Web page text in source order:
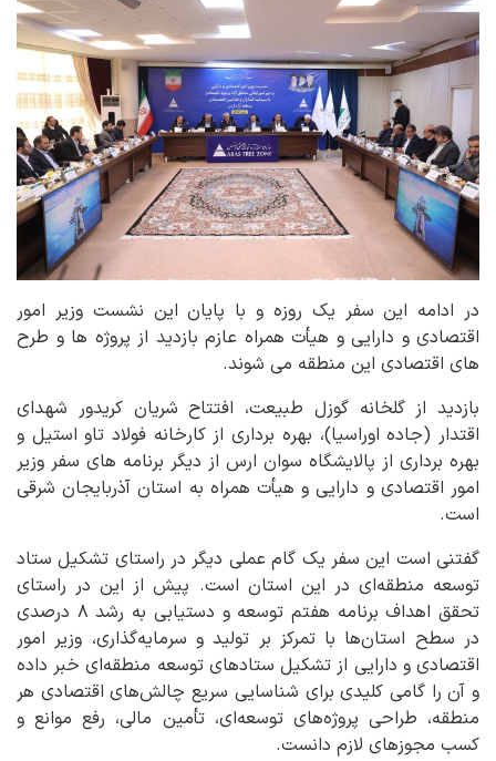
در ادامه این سفر یک روزه و با پایان این نشست وزیر امور
اقتصادی و دارایی و هیأت همراه عازم بازدید از پروژه ها و طرح
های اقتصادی این منطقه می شوند.
بازدید از گلخانه گوزل طبیعت، افتتاح شریان کریدور شهدای
اقتدار (جاده اوراسیا)، بهره برداری از کارخانه فولاد تاو استیل و
بهره برداری از پالایشگاه سوان ارس از دیگر برنامه های سفر وزیر
امور اقتصادی و دارایی و هیأت همراه به استان آذربایجان شرقی
است.
گفتنی است این سفر یک گام عملی دیگر در راستای تشکیل ستاد
توسعه منطقه‌ای در این استان است. پیش از این در راستای
تحقق اهداف برنامه هفتم توسعه و دستیابی به رشد ۸ درصدی
در سطح استان‌ها با تمرکز بر تولید و سرمایه‌گذاری، وزیر امور
اقتصادی و دارایی از تشکیل ستادهای توسعه منطقه‌ای خبر داده
و آن را گامی کلیدی برای شناسایی سریع چالش‌های اقتصادی هر
منطقه، طراحی پروژه‌های توسعه‌ای، تأمین مالی، رفع موانع و
کسب مجوزهای لازم دانست.